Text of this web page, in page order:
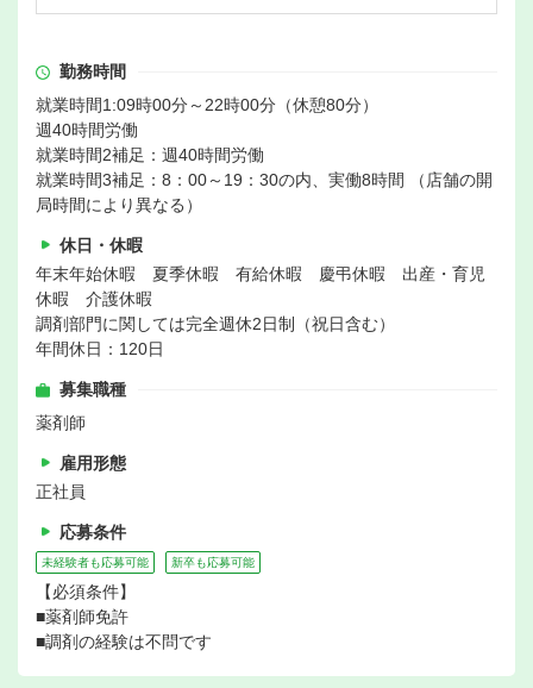
勤務時間
就業時間1:09時00分～22時00分（休憩80分）
週40時間労働
就業時間2補足：週40時間労働
就業時間3補足：8：00～19：30の内、実働8時間 （店舗の開
局時間により異なる）
休日・休暇
年末年始休暇 夏季休暇 有給休暇 慶弔休暇 出産・育児
休暇 介護休暇
調剤部門に関しては完全週休2日制（祝日含む）
年間休日：120日
募集職種
薬剤師
雇用形態
正社員
応募条件
未経験者も応募可能 新卒も応募可能
【必須条件】
■薬剤師免許
■調剤の経験は不問です